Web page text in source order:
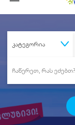
კატეგორია